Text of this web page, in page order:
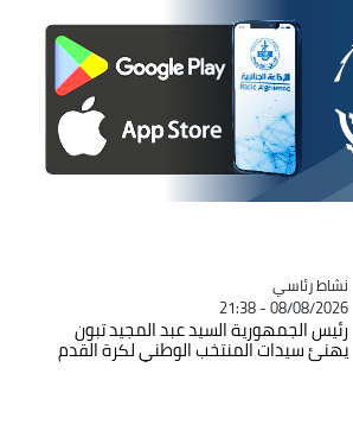
Catégorie
نشاط رئاسي
08/08/2026 - 21:38
رئيس الجمهورية السيد عبد المجيد تبون
يهنئ سيدات المنتخب الوطني لكرة القدم